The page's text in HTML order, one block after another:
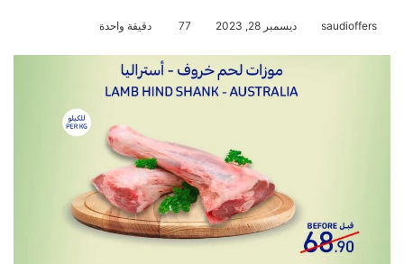
saudioffers ديسمبر 28, 2023 77 دقيقة واحدة